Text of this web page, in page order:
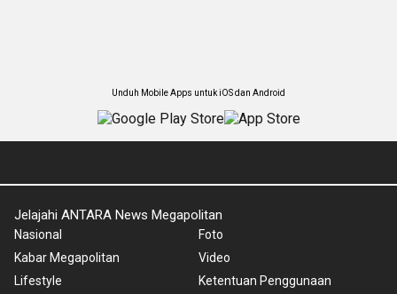
Unduh Mobile Apps untuk iOS dan Android
Jelajahi ANTARA News Megapolitan
Nasional
Kabar Megapolitan
Lifestyle
Foto
Video
Ketentuan Penggunaan